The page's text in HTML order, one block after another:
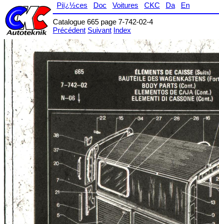
Piï¿½ces Doc Voitures CKC Da
En
Catalogue 665 page 7-742-02-4
Précédent Suivant Index